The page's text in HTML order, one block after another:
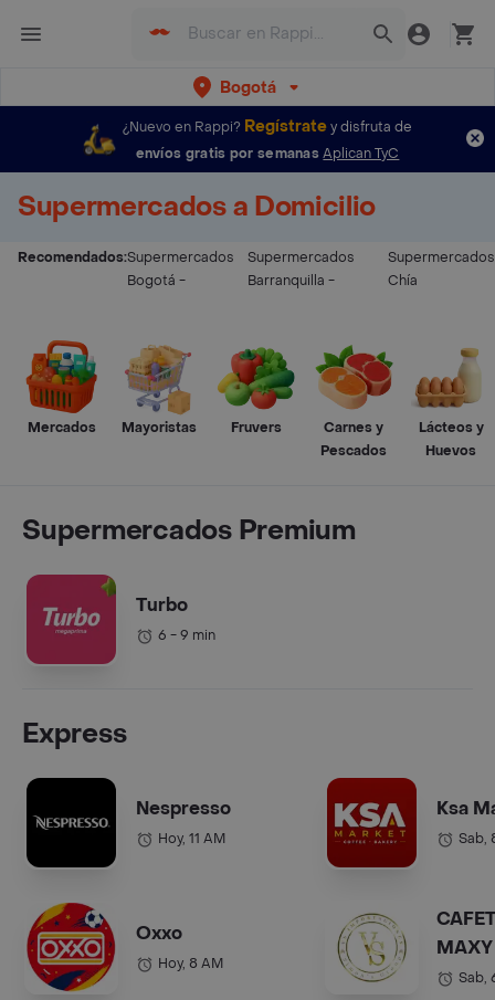
Bogotá
¿Nuevo en Rappi? Regístratey disfruta de
envíos gratis por semanas Aplican TyC
Supermercados a Domicilio
Recomendados:Supermercados
Bogotá -
Supermercados
Barranquilla -
Supermercados
Chía
Mercados Mayoristas Fruvers
Carnes y
Pescados
Lácteos y
Huevos
Supermercados Premium
Turbo
6 - 9 min
Express
Nespresso
Hoy, 11 AM
Oxxo
Hoy, 8 AM
Ksa
Sab,
COL.).
Sab,